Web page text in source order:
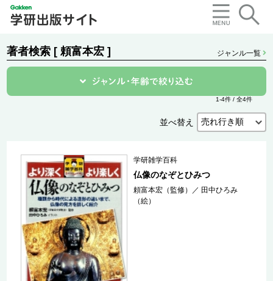
著者検索 [ 頼富本宏 ] ジャンル一覧
1-4件 / 全4件
並べ替え
学研雑学百科
仏像のなぞとひみつ
頼富本宏（監修） ／ 田中ひろみ
（絵）